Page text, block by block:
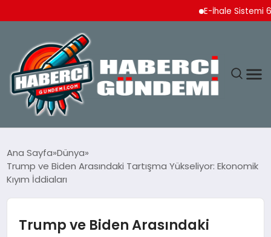
E-İhale Sistemi 6
YAŞAM
Ana Sayfa Dünya
Trump ve Biden Arasındaki Tartışma Yükseliyor: Ekonomik
Kıyım İddiaları
Trump ve Biden Arasındaki